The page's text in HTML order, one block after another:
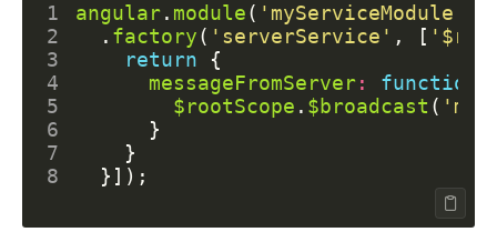
1 angular. module( 'myServiceModule'
2
. factory( 'serverService' , [
3
return
{
4
messageFromServer: function
5
$rootScope . $broadcast (
6
}
7
}
8
}]);